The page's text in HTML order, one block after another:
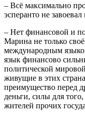
– Всё максимально
эсперанто не
– Нет финансовой и
Марина не только
международным
язык финансово
политической
живущие в этих
преимущество перед
деньги, силы для
жителей прочих